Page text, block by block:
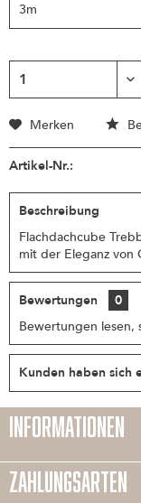
Merken
Artikel-Nr.:
Beschreibung
Flachdachcube
mit der Eleganz von
Bewertungen
0
Bewertungen lesen,
Kunden haben sich
INFORMATIONEN
ZAHLUNGSARTEN